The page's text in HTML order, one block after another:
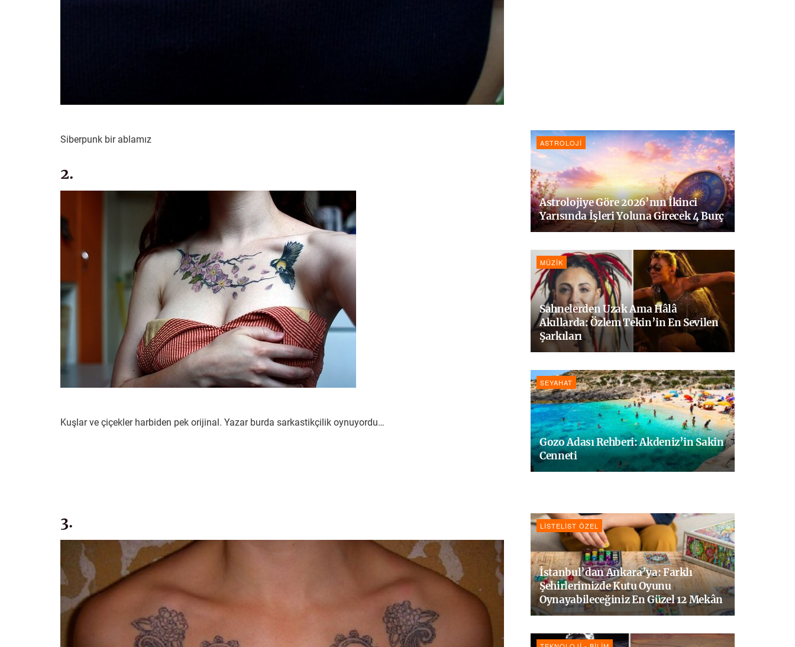
Siberpunk bir ablamız
2.
Kuşlar ve çiçekler harbiden pek orijinal. Yazar burda sarkastikçilik oynuyordu…
3.
ASTROLOJI
Astrolojiye Göre 2026’nın İkinci
Yarısında İşleri Yoluna Girecek 4 Burç
MÜZIK
Sahnelerden Uzak Ama Hâlâ
Akıllarda: Özlem Tekin’in En Sevilen
Şarkıları
SEYAHAT
Gozo Adası Rehberi: Akdeniz’in Sakin
Cenneti
LISTELIST ÖZEL
İstanbul’dan Ankara’ya: Farklı
Şehirlerimizde Kutu Oyunu
Oynayabileceğiniz En Güzel 12 Mekân